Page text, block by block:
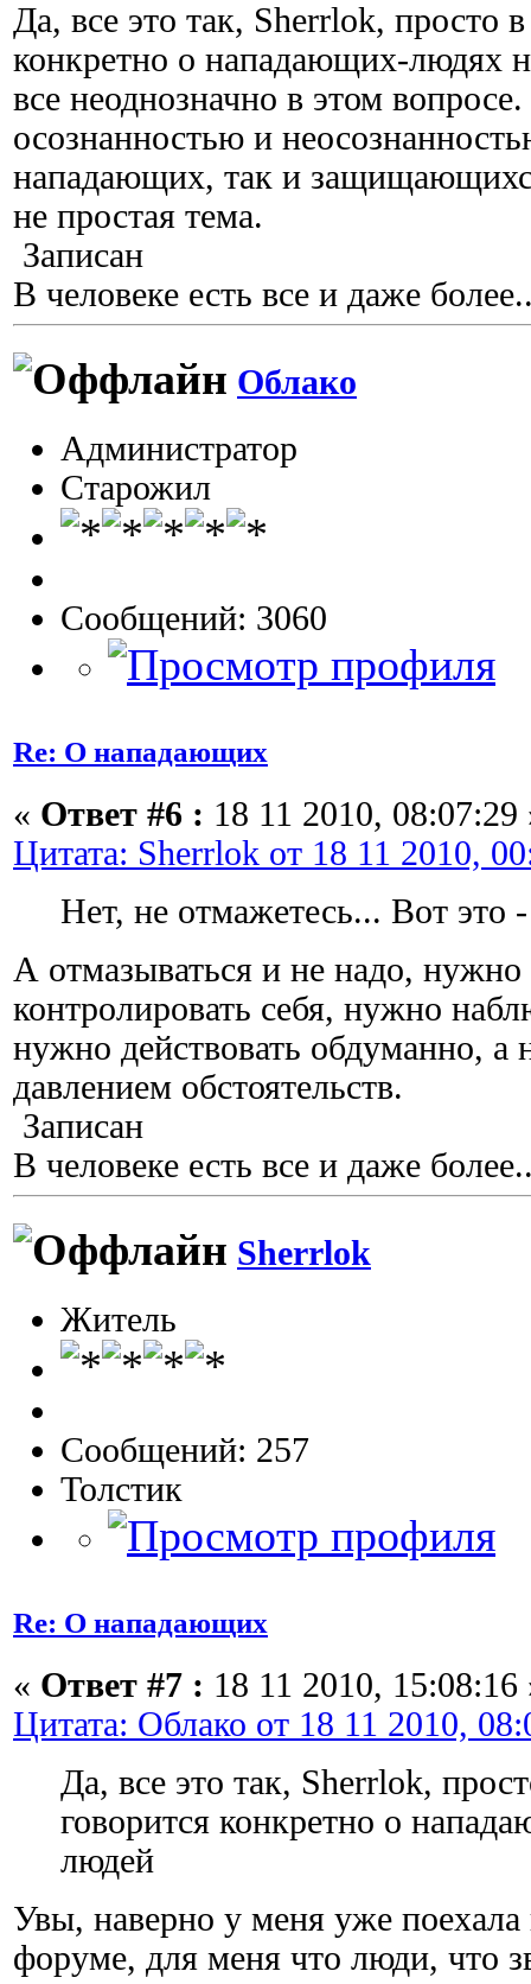
Да, все это так, Sherrlok, просто
конкретно о нападающих-людях
все неоднозначно в этом
осознанностью и
нападающих, так и
не простая тема.
Записан
В человеке есть все и даже
Облако
Администратор
Старожил
Сообщений: 3060
Re: О нападающих
« Ответ #6 : 18 11 2010, 08:07:29
Цитата: Sherrlok от 18 11 2010,
Нет, не отмажетесь... Вот это
А отмазываться и не надо, нужно
контролировать себя, нужно
нужно действовать обдуманно, а
давлением обстоятельств.
Записан
В человеке есть все и даже
Sherrlok
Житель
Сообщений: 257
Толстик
Re: О нападающих
« Ответ #7 : 18 11 2010, 15:08:16
Цитата: Облако от 18 11 2010,
Да, все это так, Sherrlok,
говорится конкретно о
людей
Увы, наверно у меня уже
форуме, для меня что люди, что